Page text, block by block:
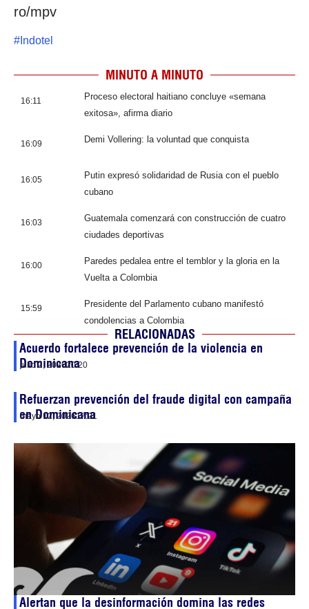
ro/mpv
# Indotel
MINUTO A MINUTO
16:11
Proceso electoral haitiano concluye «semana
exitosa», afirma diario
16:09 Demi Vollering: la voluntad que conquista
16:05
Putin expresó solidaridad de Rusia con el pueblo
cubano
16:03
Guatemala comenzará con construcción de cuatro
ciudades deportivas
16:00
Paredes pedalea entre el temblor y la gloria en la
Vuelta a Colombia
15:59
Presidente del Parlamento cubano manifestó
condolencias a Colombia
RELACIONADAS
Acuerdo fortalece prevención de la violencia en
Dominicana
julio 2, 202620:20
Refuerzan prevención del fraude digital con campaña
en Dominicana
mayo 12, 202617:21
Alertan que la desinformación domina las redes